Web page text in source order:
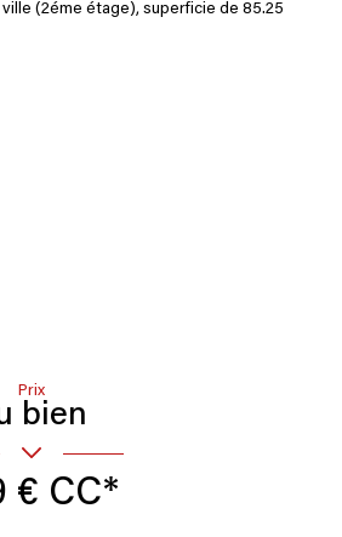
(2éme étage), superficie de 85.25
Prix
bien
€ CC*